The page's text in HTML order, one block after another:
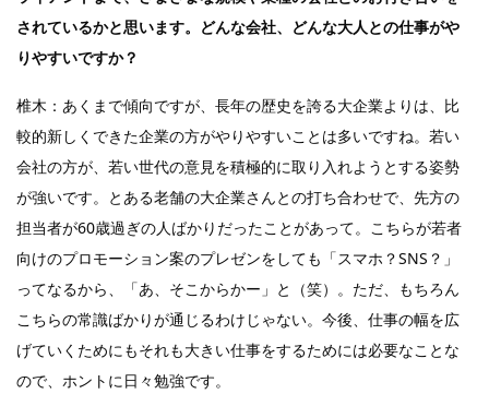
されているかと思います。どんな会社、どんな大人との仕事がや
りやすいですか？
椎木：あくまで傾向ですが、長年の歴史を誇る大企業よりは、比
較的新しくできた企業の方がやりやすいことは多いですね。若い
会社の方が、若い世代の意見を積極的に取り入れようとする姿勢
が強いです。とある老舗の大企業さんとの打ち合わせで、先方の
担当者が60歳過ぎの人ばかりだったことがあって。こちらが若者
向けのプロモーション案のプレゼンをしても「スマホ？SNS？」
ってなるから、「あ、そこからかー」と（笑）。ただ、もちろん
こちらの常識ばかりが通じるわけじゃない。今後、仕事の幅を広
げていくためにもそれも大きい仕事をするためには必要なことな
ので、ホントに日々勉強です。